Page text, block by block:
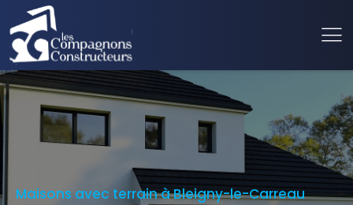
Maisons avec terrain à Bleigny-le-Carreau